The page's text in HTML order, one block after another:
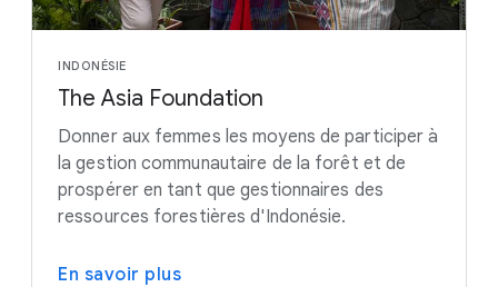
INDONÉSIE
The Asia Foundation
Donner aux femmes les moyens de participer à
la gestion communautaire de la forêt et de
prospérer en tant que gestionnaires des
ressources forestières d'Indonésie.
En savoir plus